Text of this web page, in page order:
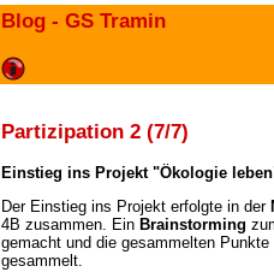
Blog - GS Tramin
Partizipation 2 (7/7)
Einstieg ins Projekt "Ökologie
Der Einstieg ins Projekt erfolgte in der
4B zusammen. Ein Brainstorming
gemacht und die gesammelten
gesammelt.